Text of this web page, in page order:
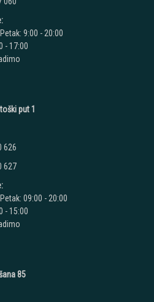
9:00 - 20:00
- 17:00
put 1
626
627
09:00 - 20:00
- 15:00
85